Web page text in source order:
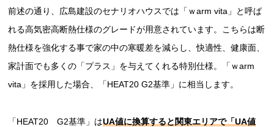
前述の通り、広島建設のセナリオハウスでは「ｗarm vita」と呼ば
れる高気密高断熱仕様のグレードが用意されています。こちらは断
熱仕様を強化する事で家の中の寒暖差を減らし、快適性、健康面、
家計面でも多くの「プラス」を与えてくれる特別仕様。「ｗarm
vita」を採用した場合、「HEAT20 G2基準」に相当します。
「HEAT20 G2基準」はUA値に換算すると関東エリアで「UA値